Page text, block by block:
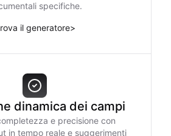
specifiche.
il generatore>
dinamica dei campi
e precisione con
in tempo reale e suggerimenti